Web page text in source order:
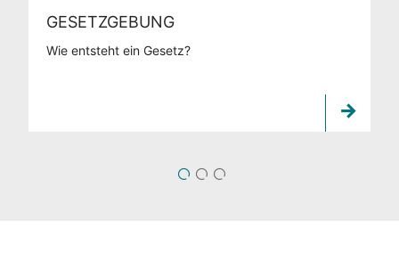
GESETZGEBUNG
Wie entsteht ein Gesetz?
1 2